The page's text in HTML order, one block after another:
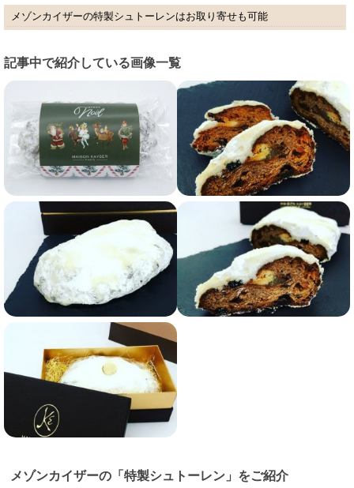
メゾンカイザーの特製シュトーレンはお取り寄せも可能
記事中で紹介している画像一覧
メゾンカイザーの「特製シュトーレン」をご紹介